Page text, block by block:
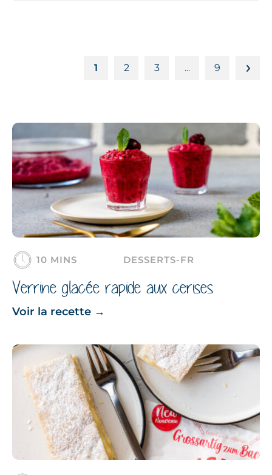
1 2 3 … 9
10 MINS DESSERTS-FR
Verrine glacée rapide aux cerises
Voir la recette →